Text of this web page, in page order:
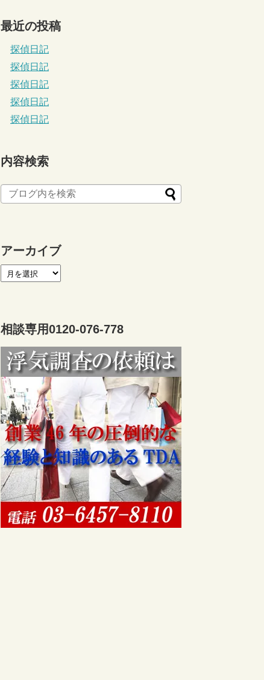
最近の投稿
探偵日記
探偵日記
探偵日記
探偵日記
探偵日記
内容検索
アーカイブ
相談専用0120-076-778